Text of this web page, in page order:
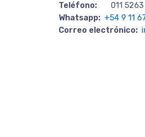
Teléfono:
011 5263
Whatsapp: +54 9 11
Correo electrónico: